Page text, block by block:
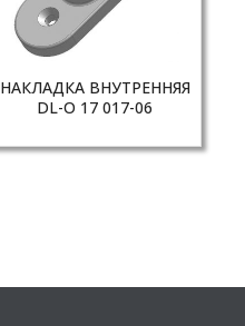
НАКЛАДКА ВНУТРЕННЯЯ
DL-O 17 017-06